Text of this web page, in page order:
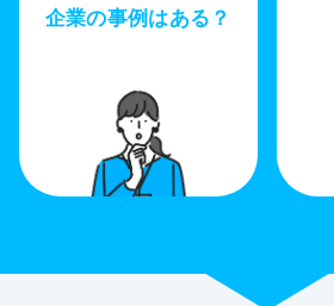
企業の事例はある？